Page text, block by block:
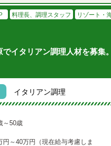
料理長、調理スタッフ リゾート・
でイタリアン調理人材を募集
イタリアン調理
～50歳
円～40万円（現在給与考慮しま